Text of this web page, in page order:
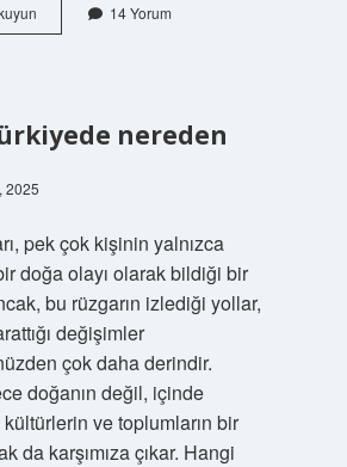
Ul
neyin
14 Yorum
nereden
2025
pek çok kişinin yalnızca
doğa olayı olarak bildiği bir
bu rüzgarın izlediği yollar,
değişimler
çok daha derindir.
doğanın değil, içinde
kültürlerin ve toplumların bir
da karşımıza çıkar. Hangi